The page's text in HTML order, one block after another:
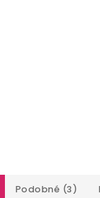
Podobné (3)